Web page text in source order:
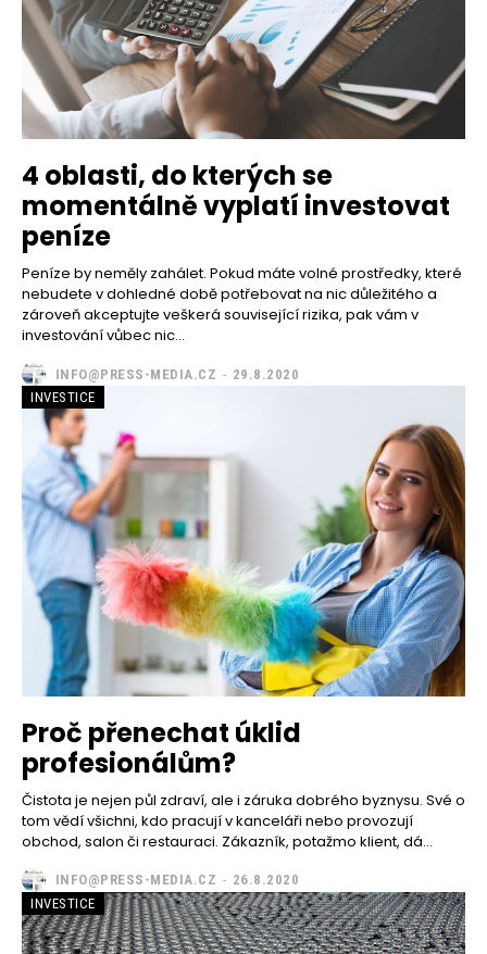
4 oblasti, do kterých se
momentálně vyplatí investovat
peníze
Peníze by neměly zahálet. Pokud máte volné prostředky, které
nebudete v dohledné době potřebovat na nic důležitého a
zároveň akceptujte veškerá související rizika, pak vám v
investování vůbec nic...
INFO@PRESS-MEDIA.CZ - 29.8.2020
INVESTICE
Proč přenechat úklid
profesionálům?
Čistota je nejen půl zdraví, ale i záruka dobrého byznysu. Své o
tom vědí všichni, kdo pracují v kanceláři nebo provozují
obchod, salon či restauraci. Zákazník, potažmo klient, dá...
INFO@PRESS-MEDIA.CZ - 26.8.2020
INVESTICE